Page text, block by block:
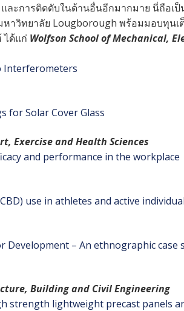
ะการติดดับในด้านอื่นอีกมากมาย นี่ถือเป็
าวิทยาลัย Lougborough พร้อมมอบทุนเ
ได้แก่ Wolfson School of Mechanical,
Interferometers
for Solar Cover Glass
Exercise and Health Sciences
and performance in the workplace
use in athletes and active
– An ethnographic case
Building and Civil Engineering
strength lightweight precast panels